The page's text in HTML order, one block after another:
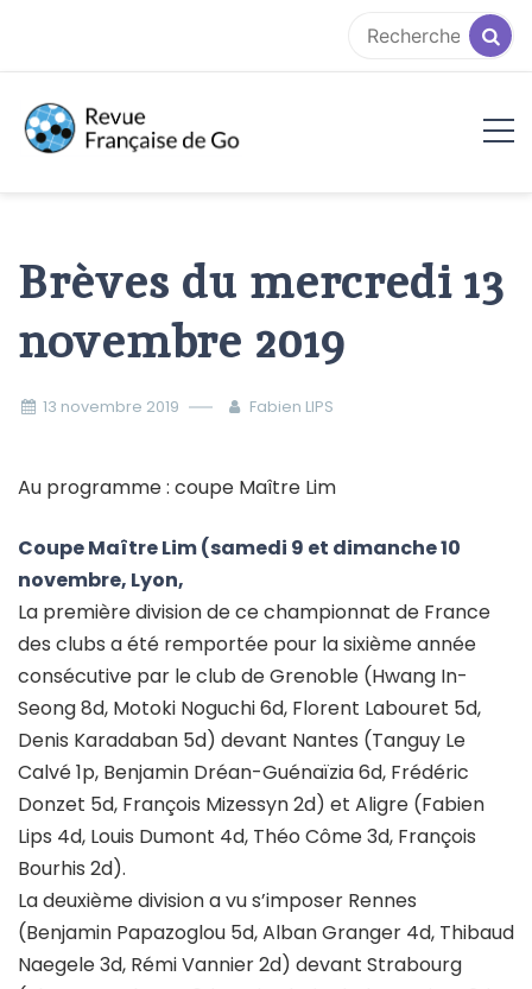
contenu
Brèves du mercredi 13
novembre 2019
13 novembre 2019 Fabien LIPS
Au programme : coupe Maître Lim
Coupe Maître Lim (samedi 9 et dimanche 10
novembre, Lyon,
La première division de ce championnat de France
des clubs a été remportée pour la sixième année
consécutive par le club de Grenoble (Hwang In-
Seong 8d, Motoki Noguchi 6d, Florent Labouret 5d,
Denis Karadaban 5d) devant Nantes (Tanguy Le
Calvé 1p, Benjamin Dréan-Guénaïzia 6d, Frédéric
Donzet 5d, François Mizessyn 2d) et Aligre (Fabien
Lips 4d, Louis Dumont 4d, Théo Côme 3d, François
Bourhis 2d).
La deuxième division a vu s’imposer Rennes
(Benjamin Papazoglou 5d, Alban Granger 4d, Thibaud
Naegele 3d, Rémi Vannier 2d) devant Strabourg